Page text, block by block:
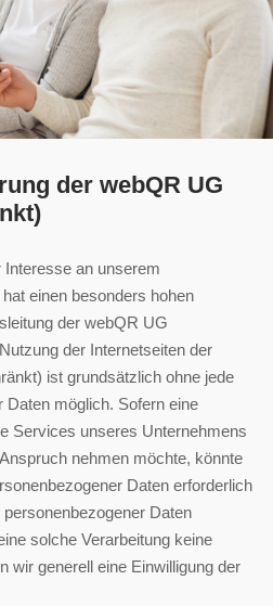
der webQR UG
an unserem
einen besonders hohen
der webQR UG
der Internetseiten der
ist grundsätzlich ohne jede
Daten möglich. Sofern eine
Services unseres Unternehmens
nehmen möchte, könnte
Daten erforderlich
Daten
solche Verarbeitung keine
wir generell eine Einwilligung der